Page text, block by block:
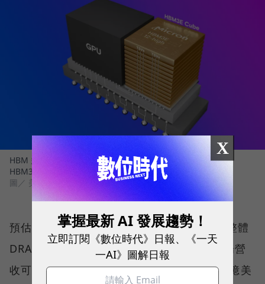
HBM 規格不斷升級，從 HBM、HBM2、HBM2E、HBM3、
HBM3E，到最新第六代的 HBM4。
圖／ 美光
預估今年全球 HBM 營收約 285 億美元，占整體
DRAM 市場約 24.8%。明年全球 DRAM 市場營
收可望達 1,365 億美元，其中 HBM 約 475 億美
X
掌握最新 AI 發展趨勢！
立即訂閱《數位時代》日報、《一天
一AI》圖解日報